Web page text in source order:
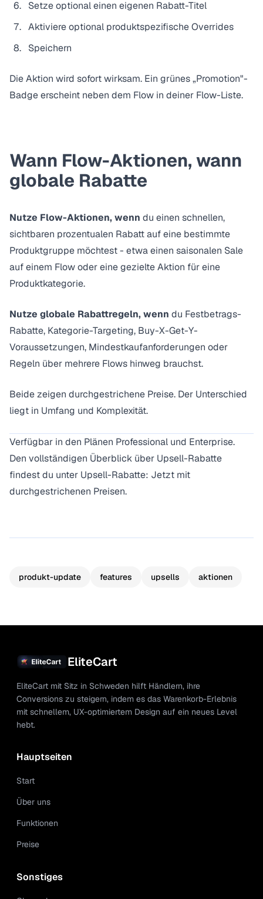
Setze optional einen eigenen Rabatt-Titel
Aktiviere optional produktspezifische Overrides
Speichern
Die Aktion wird sofort wirksam. Ein grünes „Promotion"-
Badge erscheint neben dem Flow in deiner Flow-Liste.
Wann Flow-Aktionen, wann
globale Rabatte
Nutze Flow-Aktionen, wenn du einen schnellen,
sichtbaren prozentualen Rabatt auf eine bestimmte
Produktgruppe möchtest - etwa einen saisonalen Sale
auf einem Flow oder eine gezielte Aktion für eine
Produktkategorie.
Nutze globale Rabattregeln, wenn du Festbetrags-
Rabatte, Kategorie-Targeting, Buy-X-Get-Y-
Voraussetzungen, Mindestkaufanforderungen oder
Regeln über mehrere Flows hinweg brauchst.
Beide zeigen durchgestrichene Preise. Der Unterschied
liegt in Umfang und Komplexität.
Verfügbar in den Plänen Professional und Enterprise.
Den vollständigen Überblick über Upsell-Rabatte
findest du unter Upsell-Rabatte: Jetzt mit
durchgestrichenen Preisen.
produkt-update features upsells aktionen
EliteCart
EliteCart mit Sitz in Schweden hilft Händlern, ihre
Conversions zu steigern, indem es das Warenkorb-Erlebnis
mit schnellem, UX-optimiertem Design auf ein neues Level
hebt.
Hauptseiten
Start
Über uns
Funktionen
Preise
Sonstiges